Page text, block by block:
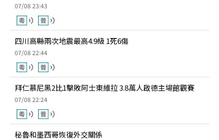
07/08 23:43
四川高縣兩次地震最高4.9級 1死6傷
07/08 22:44
拜仁慕尼黑2比1擊敗阿士東維拉 3.8萬人啟德主場館觀賽
07/08 22:24
秘魯和墨西哥恢復外交關係